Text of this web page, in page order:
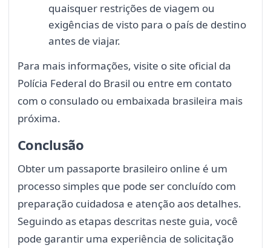
quaisquer restrições de viagem ou
exigências de visto para o país de destino
antes de viajar.
Para mais informações, visite o site oficial da
Polícia Federal do Brasil ou entre em contato
com o consulado ou embaixada brasileira mais
próxima.
Conclusão
Obter um passaporte brasileiro online é um
processo simples que pode ser concluído com
preparação cuidadosa e atenção aos detalhes.
Seguindo as etapas descritas neste guia, você
pode garantir uma experiência de solicitação